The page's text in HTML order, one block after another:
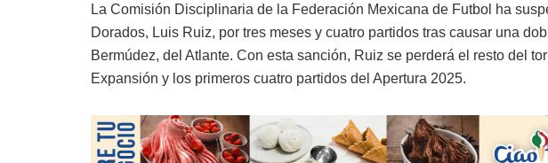
La Comisión Disciplinaria de la Federación Mexicana de Futbol ha
Dorados, Luis Ruiz, por tres meses y cuatro partidos tras causar una
Bermúdez, del Atlante. Con esta sanción, Ruiz se perderá el resto del
Expansión y los primeros cuatro partidos del Apertura 2025.